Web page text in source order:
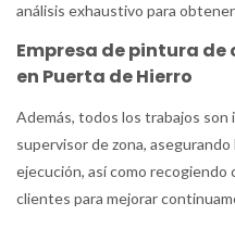
análisis exhaustivo para
Empresa de pintura
en Puerta de Hierro
Además, todos los trabajos
supervisor de zona,
ejecución, así como
clientes para mejorar